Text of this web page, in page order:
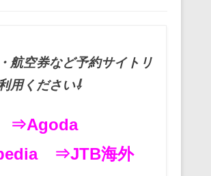
航空券など予約サイトリ
用ください⇩
⇒Agoda
⇒JTB海外